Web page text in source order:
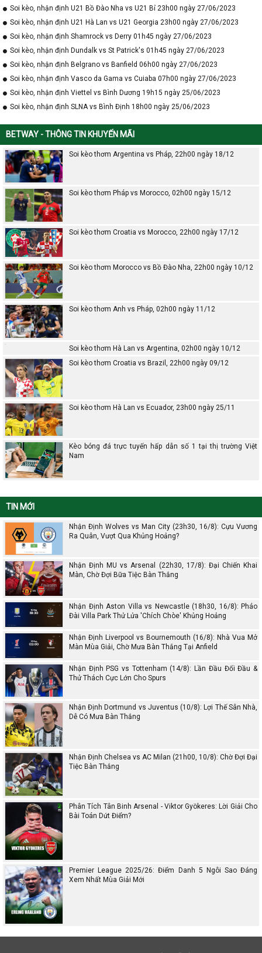
Soi kèo, nhận định U21 Bồ Đào Nha vs U21 Bỉ 23h00 ngày 27/06/2023
Soi kèo, nhận định U21 Hà Lan vs U21 Georgia 23h00 ngày 27/06/2023
Soi kèo, nhận định Shamrock vs Derry 01h45 ngày 27/06/2023
Soi kèo, nhận định Dundalk vs St Patrick's 01h45 ngày 27/06/2023
Soi kèo, nhận định Belgrano vs Banfield 06h00 ngày 27/06/2023
Soi kèo, nhận định Vasco da Gama vs Cuiaba 07h00 ngày 27/06/2023
Soi kèo, nhận định Viettel vs Bình Dương 19h15 ngày 25/06/2023
Soi kèo, nhận định SLNA vs Bình Định 18h00 ngày 25/06/2023
BETWAY - THÔNG TIN KHUYẾN MÃI
Soi kèo thơm Argentina vs Pháp, 22h00 ngày 18/12
Soi kèo thơm Pháp vs Morocco, 02h00 ngày 15/12
Soi kèo thơm Croatia vs Morocco, 22h00 ngày 17/12
Soi kèo thơm Morocco vs Bồ Đào Nha, 22h00 ngày 10/12
Soi kèo thơm Anh vs Pháp, 02h00 ngày 11/12
Soi kèo thơm Hà Lan vs Argentina, 02h00 ngày 10/12
Soi kèo thơm Croatia vs Brazil, 22h00 ngày 09/12
Soi kèo thơm Hà Lan vs Ecuador, 23h00 ngày 25/11
Kèo bóng đá trực tuyến hấp dẫn số 1 tại thị trường Việt
Nam
TIN MỚI
Nhận Định Wolves vs Man City (23h30, 16/8): Cựu Vương
Ra Quân, Vượt Qua Khủng Hoảng?
Nhận Định MU vs Arsenal (22h30, 17/8): Đại Chiến Khai
Màn, Chờ Đợi Bữa Tiệc Bàn Thắng
Nhận Định Aston Villa vs Newcastle (18h30, 16/8): Pháo
Đài Villa Park Thử Lửa 'Chích Chòe' Khủng Hoảng
Nhận Định Liverpool vs Bournemouth (16/8): Nhà Vua Mở
Màn Mùa Giải, Chờ Mưa Bàn Thắng Tại Anfield
Nhận Định PSG vs Tottenham (14/8): Lần Đầu Đối Đầu &
Thử Thách Cực Lớn Cho Spurs
Nhận Định Dortmund vs Juventus (10/8): Lợi Thế Sân Nhà,
Dễ Có Mưa Bàn Thắng
Nhận Định Chelsea vs AC Milan (21h00, 10/8): Chờ Đợi Đại
Tiệc Bàn Thắng
Phân Tích Tân Binh Arsenal - Viktor Gyökeres: Lời Giải Cho
Bài Toán Dứt Điểm?
Premier League 2025/26: Điểm Danh 5 Ngôi Sao Đáng
Xem Nhất Mùa Giải Mới